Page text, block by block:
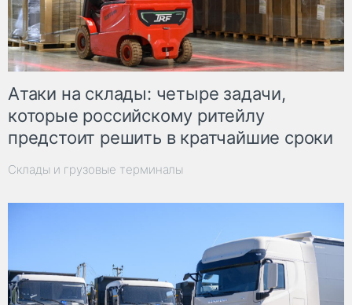
Атаки на склады: четыре задачи,
которые российскому ритейлу
предстоит решить в кратчайшие сроки
Склады и грузовые терминалы